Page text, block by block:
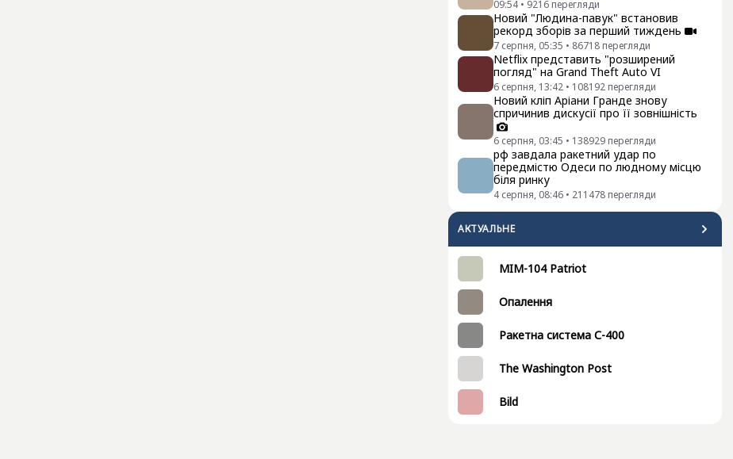
09:54 • 9216 перегляди
Новий "Людина-павук" встановив
рекорд зборів за перший тиждень
7 серпня, 05:35 • 86718 перегляди
Netflix представить "розширений
погляд" на Grand Theft Auto VI
6 серпня, 13:42 • 108192 перегляди
Новий кліп Аріани Гранде знову
спричинив дискусії про її зовнішність
6 серпня, 03:45 • 138929 перегляди
рф завдала ракетний удар по
передмістю Одеси по людному місцю
біля ринку
4 серпня, 08:46 • 211478 перегляди
АКТУАЛЬНЕ
MIM-104 Patriot
Опалення
Ракетна система С-400
The Washington Post
Bild